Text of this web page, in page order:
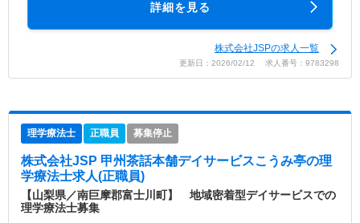
詳細を見る
株式会社JSPの求人一覧
更新日：2026/02/12 求人番号：9783298
理学療法士 正職員 募集停止
株式会社JSP 甲州茶話本舗デイサービスこうみ亭の理
学療法士求人(正職員)
【山梨県／南巨摩郡富士川町】 地域密着型デイサービスでの
理学療法士募集